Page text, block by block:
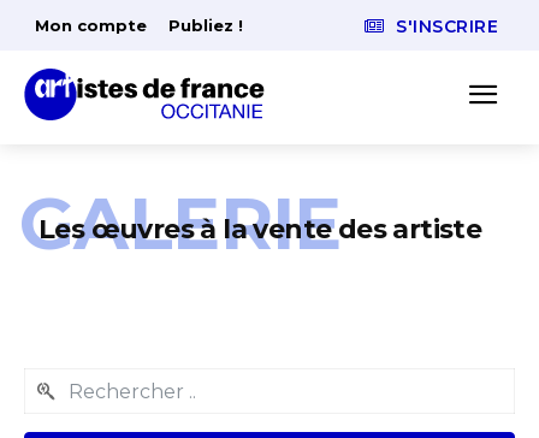
Mon compte Publiez ! S'INSCRIRE
Les œuvres à la vente des artiste
GALERIE